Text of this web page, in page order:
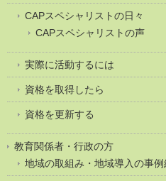
CAPスペシャリストの日々
CAPスペシャリストの声
実際に活動するには
資格を取得したら
資格を更新する
教育関係者・行政の方
地域の取組み・地域導入の事例